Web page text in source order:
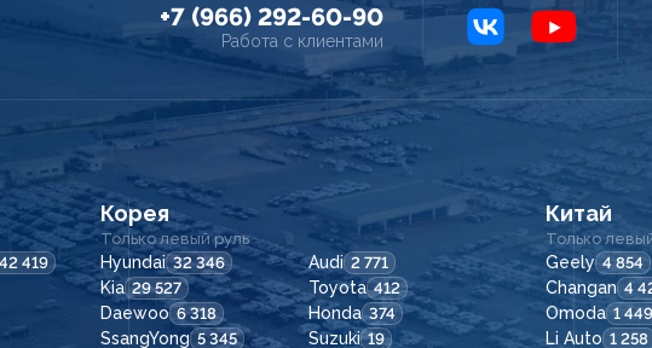
+7 (966) 292-60-90
Работа с клиентами
42 419
Корея
Только левый руль
Hyundai 32 346 Audi 2 771
Kia 29 527 Toyota 412
Daewoo 6 318 Honda 374
SsangYong 5 345 Suzuki 19
Китай
Только
Geely 4 854
Changan 4
Omoda 1 449
Li Auto 1 258